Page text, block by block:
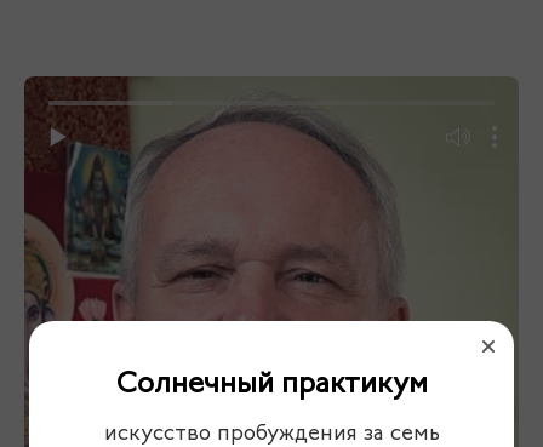
Солнечный практикум
искусство пробуждения за семь